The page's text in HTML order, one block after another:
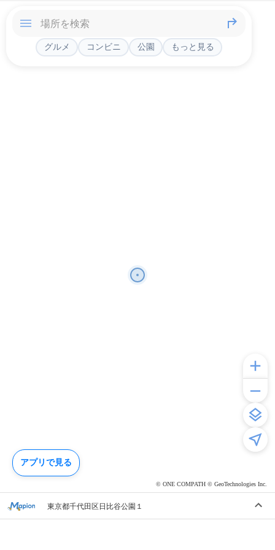
© ONE COMPATH © GeoTechnologies Inc.
グルメ コンビニ 公園 もっと見る
東京都千代田区日比谷公園１
アプリで見る